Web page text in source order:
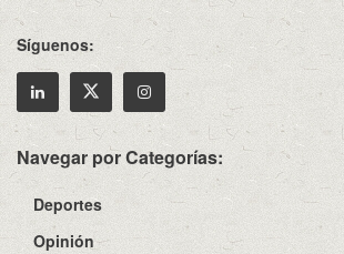
Síguenos:
Navegar por Categorías:
Deportes
Opinión